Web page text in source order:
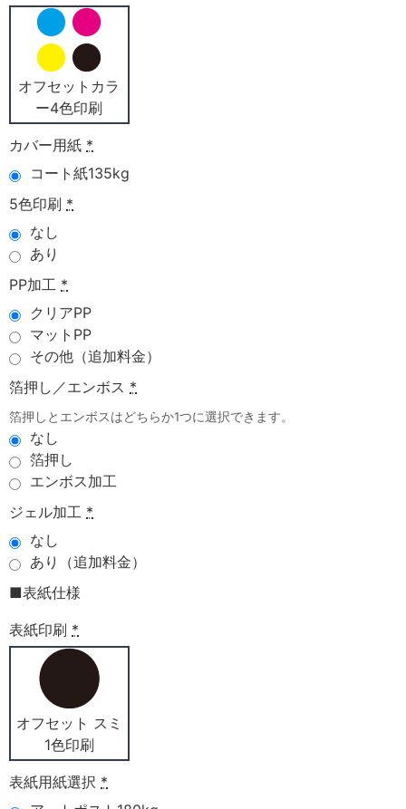
オフセットカラ
ー4色印刷
カバー用紙 *
コート紙135kg
5色印刷 *
なし
あり
PP加工 *
クリアPP
マットPP
その他（追加料金）
箔押し／エンボス *
箔押しとエンボスはどちらか1つに選択できます。
なし
箔押し
エンボス加工
ジェル加工 *
なし
あり（追加料金）
■表紙仕様
表紙印刷 *
オフセット スミ
1色印刷
表紙用紙選択 *